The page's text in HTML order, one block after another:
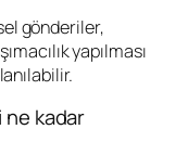
gönderiler,
yapılması
kadar